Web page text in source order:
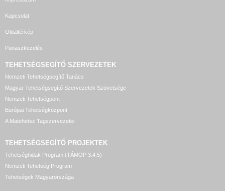
Kapcsolat
Oldaltérkép
Panaszkezelés
TEHETSÉGSEGÍTŐ SZERVEZETEK
Nemzeti Tehetségsegítő Tanács
Magyar Tehetségsegítő Szervezetek Szövetsége
Nemzeti Tehetségpont
Európai Tehetségközpont
A Matehetsz Tagszervezetei
TEHETSÉGSEGÍTŐ PROJEKTEK
Tehetséghidak Program (TÁMOP 3.4.5)
Nemzeti Tehetség Program
Tehetségek Magyarországa